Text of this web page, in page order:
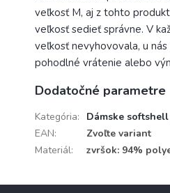
veľkosť M, aj z tohto
veľkosť sedieť správne. V
veľkosť nevyhovovala, u
pohodlné vrátenie alebo
Dodatočné parametre
Kategória:
Dámske
EAN:
Zvoľte variant
Materiál: zvršok: 94%